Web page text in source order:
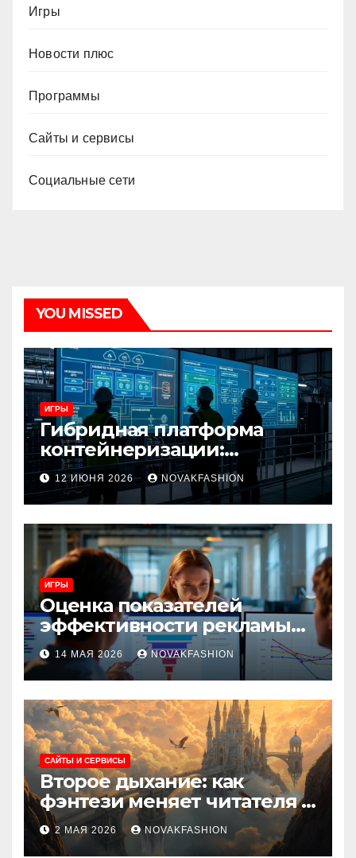
Игры
Новости плюс
Программы
Сайты и сервисы
Социальные сети
YOU MISSED
ИГРЫ
Гибридная платформа
контейнеризации:
архитектура, особенности
и сценарии использования
12 ИЮНЯ 2026 NOVAKFASHION
ИГРЫ
Оценка показателей
эффективности рекламы
при атрибуции
множественных точек
касания
14 МАЯ 2026 NOVAKFASHION
САЙТЫ И СЕРВИСЫ
Второе дыхание: как
фэнтези меняет читателя и
культуру
2 МАЯ 2026 NOVAKFASHION